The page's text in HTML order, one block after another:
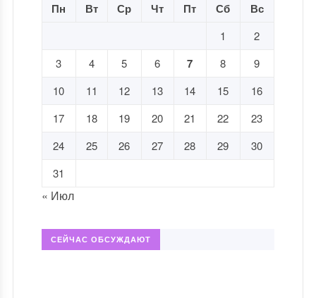
Пн Вт Ср Чт Пт Сб Вс
1
2
3
4 5 6 7 8
9
10
11 12 13 14 15
16
17
18 19 20 21 22
23
24
25 26 27 28 29
30
31
« Июл
СЕЙЧАС ОБСУЖДАЮТ